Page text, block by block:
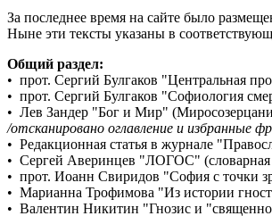
За последнее время на сайте было
Ныне эти тексты указаны в
Общий раздел:
• прот. Сергий Булгаков "Центральная
• прот. Сергий Булгаков "Софиология
• Лев Зандер "Бог и Мир"
/отсканировано оглавление и избранные
• Редакционная статья в журнале
• Сергей Аверинцев "ЛОГОС" (словарная
• прот. Иоанн Свиридов "София с точки
• Марианна Трофимова "Из истории
• Валентин Никитин "Гнозис и